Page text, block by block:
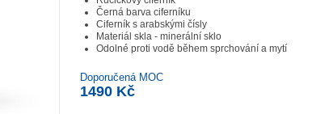
Černá barva ciferníku
Ciferník s arabskými čísly
Materiál skla - minerální sklo
Odolné proti vodě během sprchování a mytí
Doporučená MOC
1490 Kč